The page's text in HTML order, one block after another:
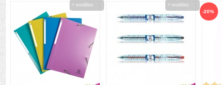
+ modèles + modèles
-20%